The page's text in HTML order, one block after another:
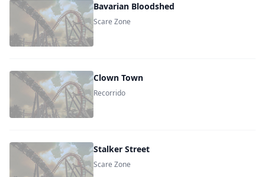
Bavarian Bloodshed
Scare Zone
Clown Town
Recorrido
Stalker Street
Scare Zone